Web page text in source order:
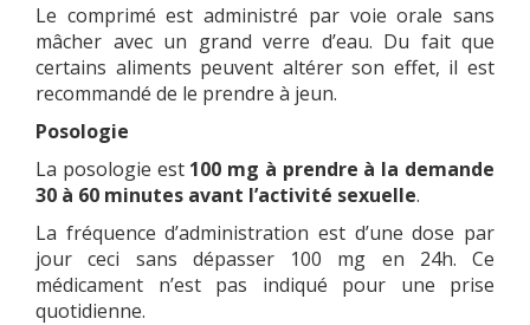
Le comprimé est administré par voie orale sans
mâcher avec un grand verre d’eau. Du fait que
certains aliments peuvent altérer son effet, il est
recommandé de le prendre à jeun.
Posologie
La posologie est 100 mg à prendre à la demande
30 à 60 minutes avant l’activité sexuelle.
La fréquence d’administration est d’une dose par
jour ceci sans dépasser 100 mg en 24h. Ce
médicament n’est pas indiqué pour une prise
quotidienne.